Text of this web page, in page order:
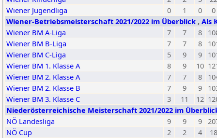
Wiener Jugendliga
0 1 0
0
Wiener-Betriebsmeisterschaft 2021/2022 im Überblick , Als
Wiener BM A-Liga
7 7 8
Wiener BM B-Liga
7 7 8
Wiener BM C-Liga
5 9 9
Wiener BM 1. Klasse A
8 9 10
Wiener BM 2. Klasse A
7 7 8
Wiener BM 2. Klasse B
7 9 9
Wiener BM 3. Klasse C
3 11 12
Niederösterreichische Meisterschaft 2021/2022 im
NÖ Landesliga
9 9 9
NÖ Cup
2 2 4
18